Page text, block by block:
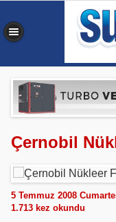
Çernobil
5 Temmuz 2008
1.713 kez okundu